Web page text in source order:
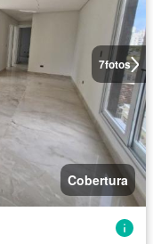
7fotos
Cobertura